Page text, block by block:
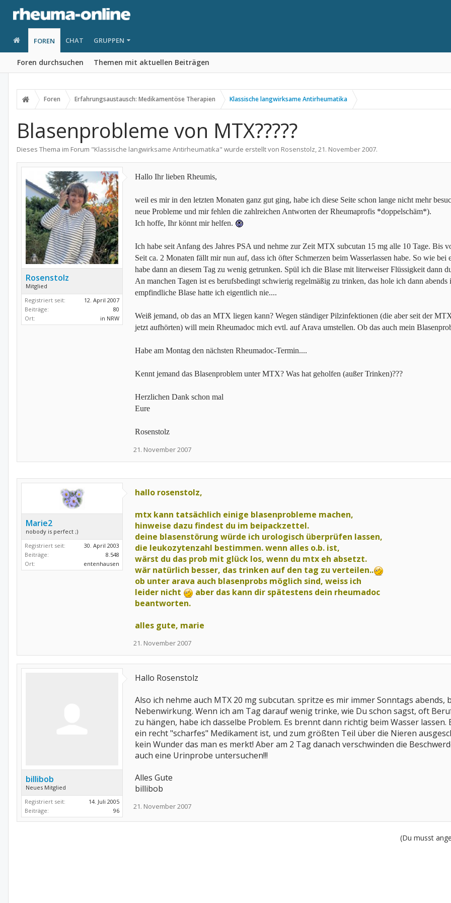
FOREN
Foren durchsuchen Themen mit aktuellen Beiträgen
CHAT GRUPPEN
Foren Erfahrungsaustausch: Medikamentöse Therapien Klassische langwirksame Antirheumatika
Blasenprobleme von MTX?????
Dieses Thema im Forum "Klassische langwirksame Antirheumatika" wurde erstellt von Rosenstolz,21. November 2007.
Rosenstolz
Mitglied
Registriert seit:
12. April 2007
Beiträge:
80
Ort:
in NRW
Hallo Ihr lieben Rheumis,
weil es mir in den letzten Monaten ganz gut ging, habe ich diese Seite schon lange nicht mehr
neue Probleme und mir fehlen die zahlreichen Antworten der Rheumaprofis *doppelschäm*).
Ich hoffe, Ihr könnt mir helfen.
Ich habe seit Anfang des Jahres PSA und nehme zur Zeit MTX subcutan 15 mg alle 10 Tage. Bis
Seit ca. 2 Monaten fällt mir nun auf, dass ich öfter Schmerzen beim Wasserlassen habe. So wie
habe dann an diesem Tag zu wenig getrunken. Spül ich die Blase mit literweiser Flüssigkeit dann
An manchen Tagen ist es berufsbedingt schwierig regelmäßig zu trinken, das hole ich dann
empfindliche Blase hatte ich eigentlich nie....
Weiß jemand, ob das an MTX liegen kann? Wegen ständiger Pilzinfektionen (die aber seit der
jetzt aufhörten) will mein Rheumadoc mich evtl. auf Arava umstellen. Ob das auch mein
Habe am Montag den nächsten Rheumadoc-Termin....
Kennt jemand das Blasenproblem unter MTX? Was hat geholfen (außer Trinken)???
Herzlichen Dank schon mal
Eure
Rosenstolz
21. November 2007
Marie2
nobody is perfect ;)
Registriert seit:
30. April 2003
Beiträge:
8.548
Ort:
entenhausen
hallo rosenstolz,
mtx kann tatsächlich einige blasenprobleme machen,
hinweise dazu findest du im beipackzettel.
deine blasenstörung würde ich urologisch überprüfen lassen,
die leukozytenzahl bestimmen. wenn alles o.b. ist,
wärst du das prob mit glück los, wenn du mtx eh absetzt.
wär natürlich besser, das trinken auf den tag zu verteilen..
ob unter arava auch blasenprobs möglich sind, weiss ich
leider nicht
aber das kann dir spätestens dein rheumadoc
beantworten.
alles gute, marie
21. November 2007
billibob
Neues Mitglied
Registriert seit:
14. Juli 2005
Beiträge:
96
Hallo Rosenstolz
Also ich nehme auch MTX 20 mg subcutan. spritze es mir immer Sonntags
Nebenwirkung. Wenn ich am Tag darauf wenig trinke, wie Du schon sagst, oft
zu hängen, habe ich dasselbe Problem. Es brennt dann richtig beim Wasser lassen.
ein recht "scharfes" Medikament ist, und zum größten Teil über die Nieren
kein Wunder das man es merkt! Aber am 2 Tag danach verschwinden die
auch eine Urinprobe untersuchen!!!
Alles Gute
billibob
21. November 2007
(Du musst